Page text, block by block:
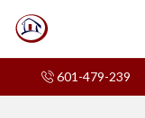
601-479-239